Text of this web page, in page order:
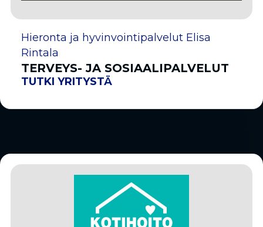
Hieronta ja hyvinvointipalvelut Elisa
Rintala
TERVEYS- JA SOSIAALIPALVELUT
TUTKI YRITYSTÄ